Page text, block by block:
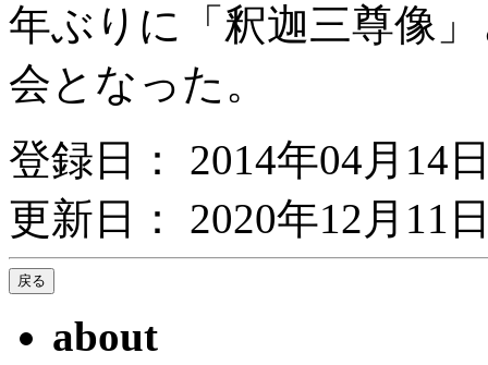
年ぶりに「釈迦三尊像
会となった。
登録日： 2014年04月14
更新日： 2020年12月11
about